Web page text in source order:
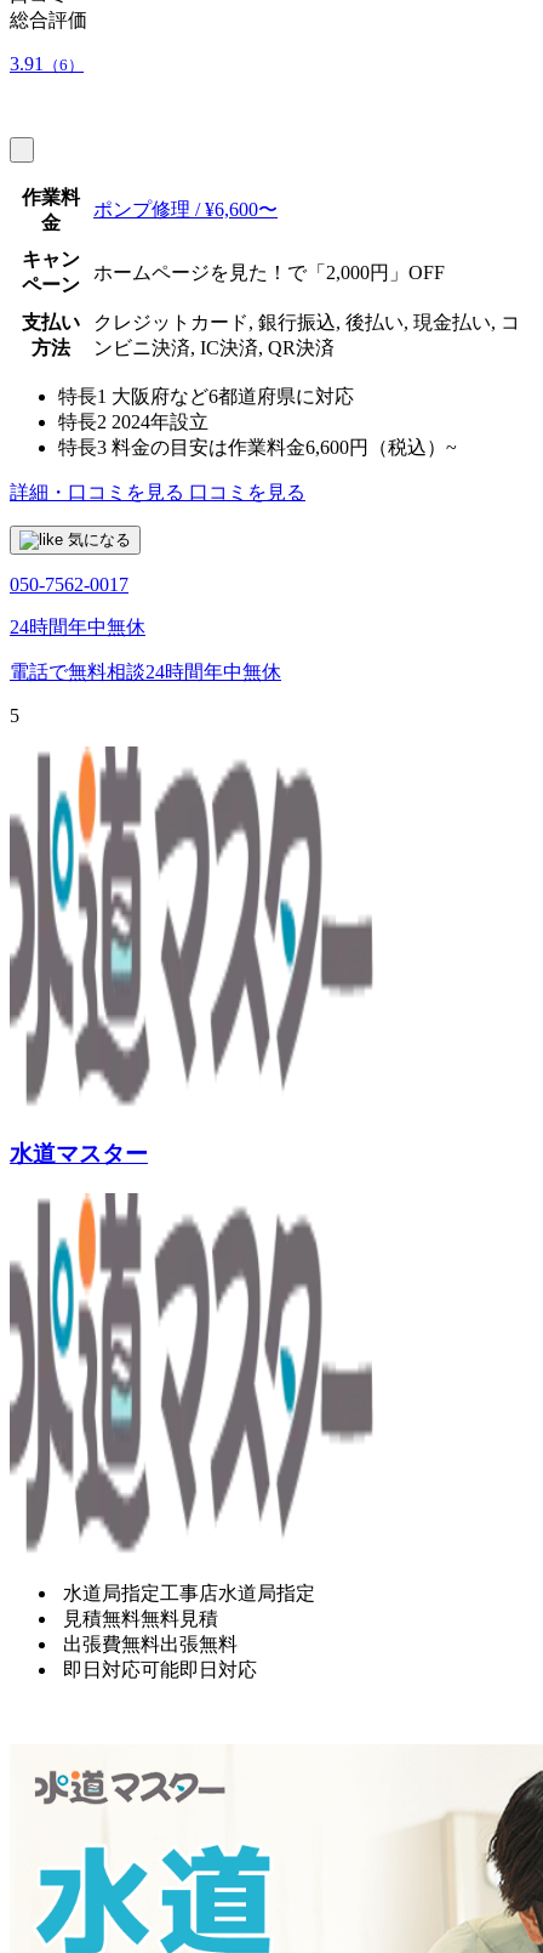
総合評価
3.91 （6）
作業料
金
ポンプ修理 / ¥6,600〜
キャン
ペーン
ホームページを見た！で「2,000円」OFF
支払い
方法
クレジットカード, 銀行振込, 後払い, 現金払い, コ
ンビニ決済, IC決済, QR決済
特長1 大阪府など6都道府県に対応
特長2 2024年設立
特長3 料金の目安は作業料金6,600円（税込）~
詳細・口コミを見る 口コミを見る
気になる
050-7562-0017
24時間年中無休
電話で無料相談24時間年中無休
5
水道マスター
水道局指定工事店水道局指定
見積無料無料見積
出張費無料出張無料
即日対応可能即日対応